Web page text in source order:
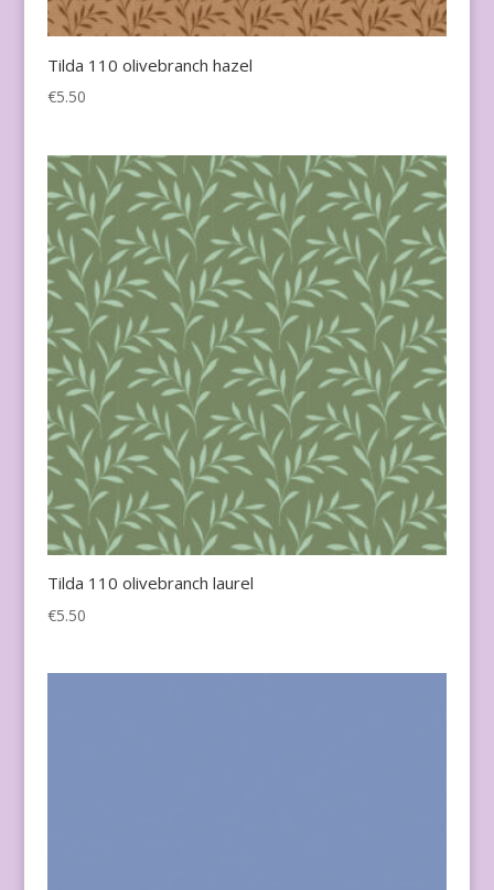
Tilda 110 olivebranch hazel
€5.50
Tilda 110 olivebranch laurel
€5.50